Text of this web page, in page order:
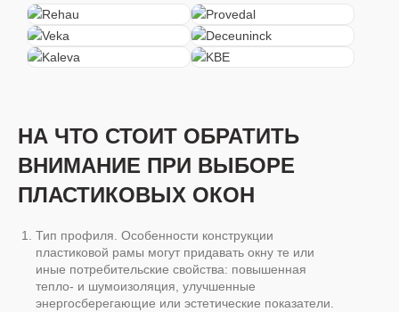
НА ЧТО СТОИТ ОБРАТИТЬ
ВНИМАНИЕ ПРИ ВЫБОРЕ
ПЛАСТИКОВЫХ ОКОН
Тип профиля . Особенности конструкции
пластиковой рамы могут придавать окну те или
иные потребительские свойства: повышенная
тепло- и шумоизоляция, улучшенные
энергосберегающие или эстетические показатели.